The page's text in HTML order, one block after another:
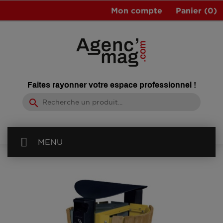
Panier (0)
Mon compte
Faites rayonner votre espace professionnel !
search
MENU